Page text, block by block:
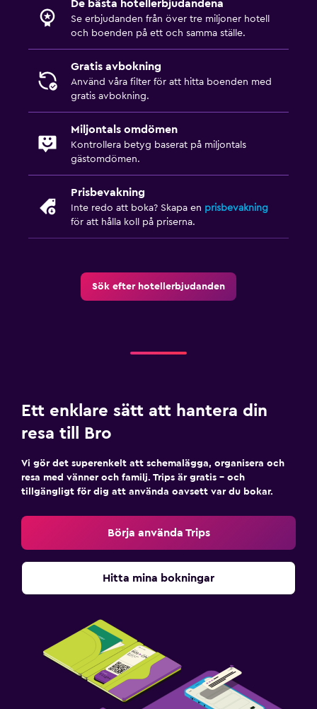
De bästa hotellerbjudandena
Se erbjudanden från över tre miljoner hotell
och boenden på ett och samma ställe.
Gratis avbokning
Använd våra filter för att hitta boenden med
gratis avbokning.
Miljontals omdömen
Kontrollera betyg baserat på miljontals
gästomdömen.
Prisbevakning
Inte redo att boka? Skapa en prisbevakning
för att hålla koll på priserna.
Sök efter hotellerbjudanden
Ett enklare sätt att hantera din
resa till Bro
Vi gör det superenkelt att schemalägga, organisera och
resa med vänner och familj. Trips är gratis – och
tillgängligt för dig att använda oavsett var du bokar.
Börja använda Trips
Hitta mina bokningar